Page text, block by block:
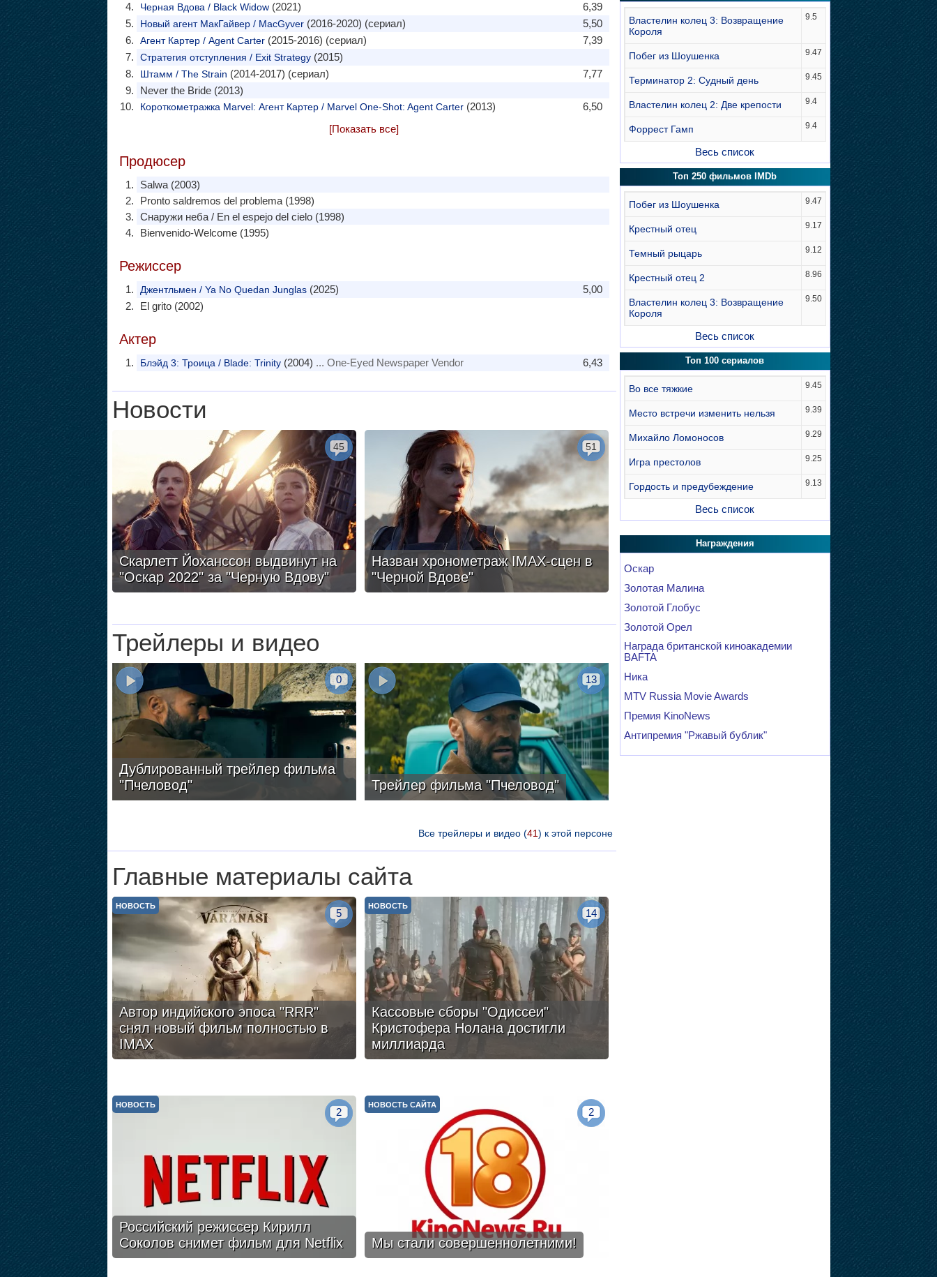
6,39
Черная Вдова / Black Widow(2021)
5,50
Новый агент МакГайвер / MacGyver(2016-2020) (сериал)
7,39
Агент Картер / Agent Carter(2015-2016) (сериал)
Стратегия отступления / Exit Strategy(2015)
7,77
Штамм / The Strain (2014-2017) (сериал)
Never the Bride (2013)
6,50
Короткометражка Marvel: Агент Картер / Marvel One-Shot: Agent Carter(2013)
[Показать все]
Продюсер
Salwa (2003)
Pronto saldremos del problema (1998)
Снаружи неба / En el espejo del cielo (1998)
Bienvenido-Welcome (1995)
Режиссер
5,00
Джентльмен / Ya No Quedan Junglas(2025)
El grito (2002)
Актер
6,43
Блэйд 3: Троица / Blade: Trinity(2004) ... One-Eyed Newspaper Vendor
Новости
Скарлетт Йоханссон выдвинут на
"Оскар 2022" за "Черную Вдову"
45
Назван хронометраж IMAX-сцен в
"Черной Вдове"
51
Трейлеры и видео
Дублированный трейлер фильма
"Пчеловод"
0
Трейлер фильма "Пчеловод"
13
Все трейлеры и видео (41) к этой персоне
Главные материалы сайта
Автор индийского эпоса "RRR"
снял новый фильм полностью в
IMAX
НОВОСТЬ
5
Кассовые сборы "Одиссеи"
Кристофера Нолана достигли
миллиарда
НОВОСТЬ
14
Российский режиссер Кирилл
Соколов снимет фильм для Netflix
НОВОСТЬ
2
Мы стали совершеннолетними!
НОВОСТЬ САЙТА
2
Властелин колец 3: Возвращение
Короля
9.5
Побег из Шоушенка 9.47
Терминатор 2: Судный день 9.45
Властелин колец 2: Две крепости 9.4
Форрест Гамп 9.4
Весь список
Топ 250 фильмов IMDb
Побег из Шоушенка 9.47
Крестный отец 9.17
Темный рыцарь 9.12
Крестный отец 2 8.96
Властелин колец 3: Возвращение
Короля
9.50
Весь список
Топ 100 сериалов
Во все тяжкие 9.45
Место встречи изменить нельзя 9.39
Михайло Ломоносов 9.29
Игра престолов 9.25
Гордость и предубеждение 9.13
Весь список
Награждения
Оскар
Золотая Малина
Золотой Глобус
Золотой Орел
Награда британской киноакадемии
BAFTA
Ника
MTV Russia Movie Awards
Премия KinoNews
Антипремия "Ржавый бублик"